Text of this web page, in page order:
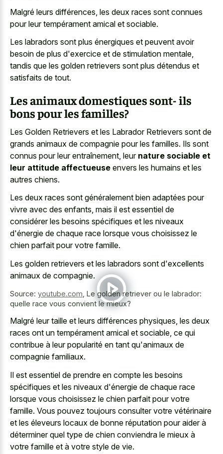
Malgré leurs différences, les deux races sont connues
pour leur tempérament amical et sociable.
Les labradors sont plus énergiques et peuvent avoir
besoin de plus d'exercice et de stimulation mentale,
tandis que les golden retrievers sont plus détendus et
satisfaits de tout.
Les animaux domestiques sont- ils
bons pour les familles?
Les Golden Retrievers et les Labrador Retrievers sont de
grands animaux de compagnie pour les familles. Ils sont
connus pour leur entraînement, leur nature sociable et
leur attitude affectueuse envers les humains et les
autres chiens.
Les deux races sont généralement bien adaptées pour
vivre avec des enfants, mais il est essentiel de
considérer les besoins spécifiques et les niveaux
d'énergie de chaque race lorsque vous choisissez le
chien parfait pour votre famille.
Les golden retrievers et les labradors sont d'excellents
animaux de compagnie.
Source: youtube.com Le golden retriever ou le labrador:
quelle race vous convient le mieux?
Malgré leur taille et leurs différences physiques, les deux
races ont un tempérament amical et sociable, ce qui
contribue à leur popularité en tant qu'animaux de
compagnie familiaux.
Il est essentiel de prendre en compte les besoins
spécifiques et les niveaux d'énergie de chaque race
lorsque vous choisissez le chien parfait pour votre
famille. Vous pouvez toujours consulter votre vétérinaire
et les éleveurs locaux de bonne réputation pour aider à
déterminer quel type de chien conviendra le mieux à
votre famille et à votre style de vie.